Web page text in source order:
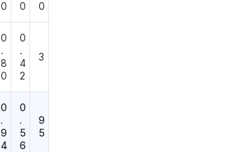
0 0 0
0
.
8
0
0
.
4
2
3
0
.
9
4
0
.
5
6
9
5